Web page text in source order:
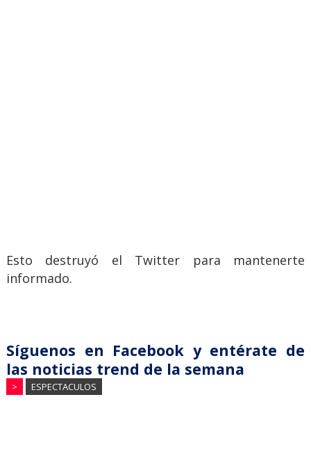
Esto destruyó el Twitter para mantenerte
informado.
Síguenos en Facebook y entérate de
las noticias trend de la semana
> ESPECTACULOS